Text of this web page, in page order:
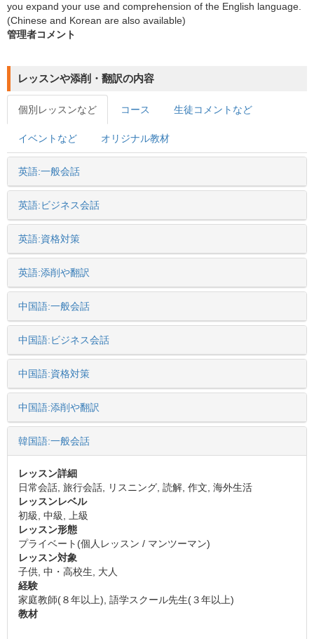
you expand your use and comprehension of the English language.
(Chinese and Korean are also available)
管理者コメント
レッスンや添削・翻訳の内容
個別レッスンなど コース 生徒コメントなど
イベントなど オリジナル教材
英語:一般会話
英語:ビジネス会話
英語:資格対策
英語:添削や翻訳
中国語:一般会話
中国語:ビジネス会話
中国語:資格対策
中国語:添削や翻訳
韓国語:一般会話
レッスン詳細
日常会話, 旅行会話, リスニング, 読解, 作文, 海外生活
レッスンレベル
初級, 中級, 上級
レッスン形態
プライベート(個人レッスン / マンツーマン)
レッスン対象
子供, 中・高校生, 大人
経験
家庭教師(８年以上), 語学スクール先生(３年以上)
教材